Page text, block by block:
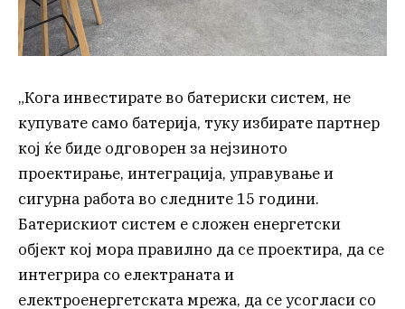
„Кога инвестирате во батериски систем, не
купувате само батерија, туку избирате партнер
кој ќе биде одговорен за нејзиното
проектирање, интеграција, управување и
сигурна работа во следните 15 години.
Батерискиот систем е сложен енергетски
објект кој мора правилно да се проектира, да се
интегрира со електраната и
електроенергетската мрежа, да се усогласи со